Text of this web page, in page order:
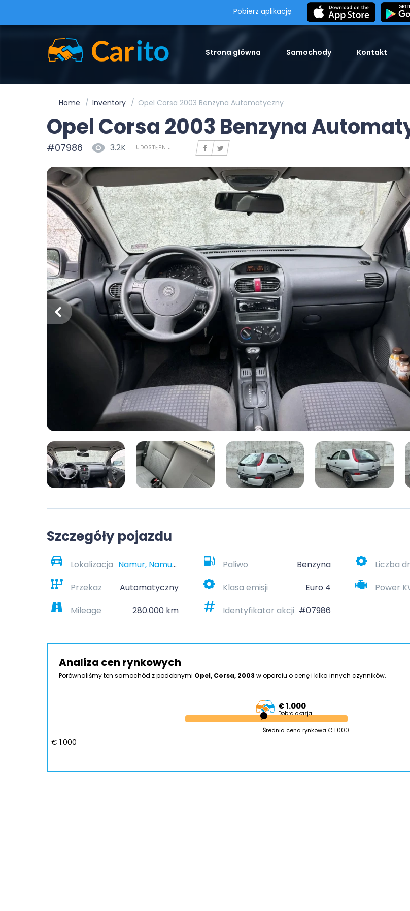
Pobierz aplikację
Strona główna Samochody Kontakt
Home Inventory Opel Corsa 2003 Benzyna Automatyczny
Opel Corsa 2003 Benzyna
#07986 3.2K UDOSTĘPNIJ
Szczegóły pojazdu
Lokalizacja Namur, Namur, Belgique Paliwo Benzyna Liczba
Przekaz
Automatyczny Klasa emisji Euro 4 Power
Mileage
280.000 km Identyfikator akcji #07986
Analiza cen rynkowych
Porównaliśmy ten samochód z podobnymi Opel, Corsa, 2003 w oparciu o cenę i kilka innych czynników.
€ 1.000
Dobra okazja
Średnia cena rynkowa € 1.000
€ 1.000